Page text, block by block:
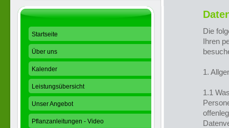
Die
Ihren
1.
1.1
Startseite
Über uns
Kalender
Leistungsübersicht
Unser Angebot
Pflanzanleitungen - Video